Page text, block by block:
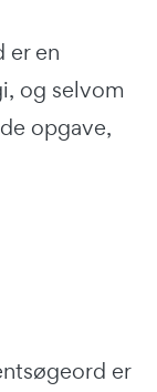
er en
og selvom
opgave,
er